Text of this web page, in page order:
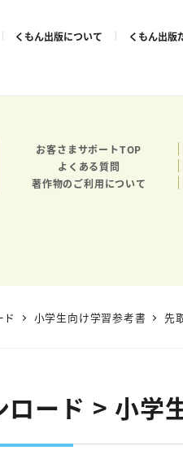
くもん出版について くもん出版
お客さまサポートTOP
よくある質問
著作物のご利用について
小学生向け学習参考書 先
ード > 小学